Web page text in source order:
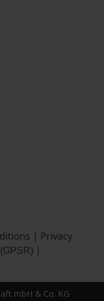
| Privacy
|
mbH & Co. KG